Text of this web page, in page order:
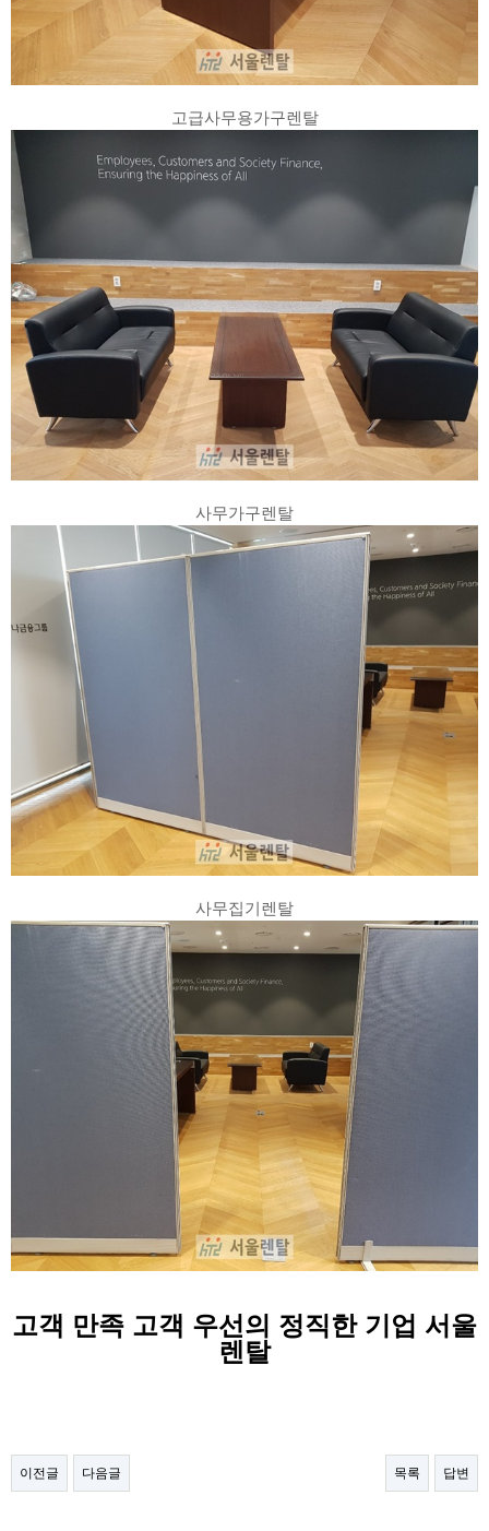
고급사무용가구렌탈
사무가구렌탈
사무집기렌탈
고객 만족 고객 우선의 정직한 기업 서울
렌탈
이전글 다음글 목록 답변